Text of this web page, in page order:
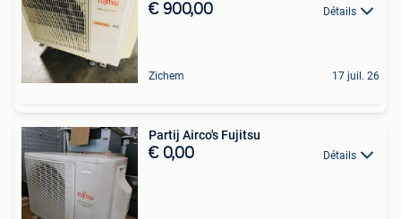
€ 900,00 Détails
Zichem 17 juil. 26
Partij Airco's Fujitsu
€ 0,00 Détails